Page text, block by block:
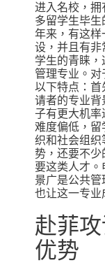
进入名校，拥
多留学生毕
年来，有这
设，并且有非
学生的青睐
管理专业。
以下特点：首
请者的专业
子有更大机率
难度偏低，留
织和社会组织
势，还要不
要这类人才
景广是公共
也让这一专业
赴菲
优势